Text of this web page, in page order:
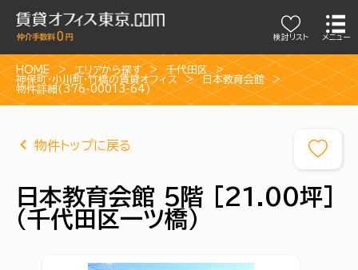
検討リスト メニュー
HOME エリアから探す
千代田区
神保町・小川町・竹橋の賃貸オフィス
日本教育会館
物件詳細(376-00013-64)
物件トップに戻る
日本教育会館 5階 [21.00坪]
（千代田区一ツ橋）